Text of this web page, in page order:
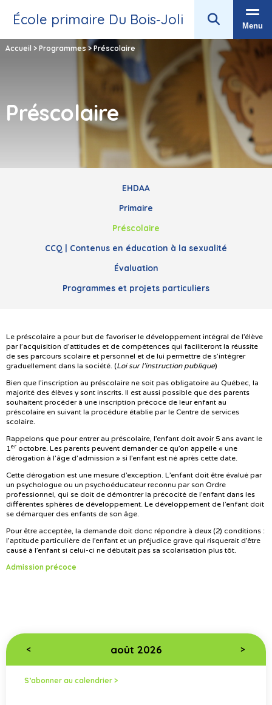
École primaire Du Bois‑Joli Menu
Accueil > Programmes >Préscolaire
Préscolaire
EHDAA
Primaire
Préscolaire
CCQ | Contenus en éducation à la sexualité
Évaluation
Programmes et projets particuliers
Le préscolaire a pour but de favoriser le développement intégral de l’élève
par l’acquisition d’attitudes et de compétences qui faciliteront la réussite
de ses parcours scolaire et personnel et de lui permettre de s’intégrer
graduellement dans la société. (Loi sur l’instruction publique)
Bien que l’inscription au préscolaire ne soit pas obligatoire au Québec, la
majorité des élèves y sont inscrits. Il est aussi possible que des parents
souhaitent procéder à une inscription précoce de leur enfant au
préscolaire en suivant la procédure établie par le Centre de services
scolaire.
Rappelons que pour entrer au préscolaire, l’enfant doit avoir 5 ans avant le
1er octobre. Les parents peuvent demander ce qu’on appelle « une
dérogation à l’âge d’admission » si l’enfant est né après cette date.
Cette dérogation est une mesure d’exception. L’enfant doit être évalué par
un psychologue ou un psychoéducateur reconnu par son Ordre
professionnel, qui se doit de démontrer la précocité de l’enfant dans les
différentes sphères de développement. Le développement de l’enfant doit
se démarquer des enfants de son âge.
Pour être acceptée, la demande doit donc répondre à deux (2) conditions :
l’aptitude particulière de l’enfant et un préjudice grave qui risquerait d’être
causé à l’enfant si celui-ci ne débutait pas sa scolarisation plus tôt.
Admission précoce
< août 2026 >
S’abonner au calendrier >